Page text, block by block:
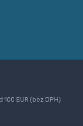
EUR (bez DPH)